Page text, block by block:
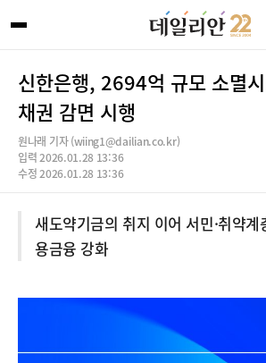
신한은행, 2694억 규모 소멸
채권 감면 시행
원나래 기자 (wiing1@dailian.co.kr)
입력 2026.01.28 13:36
수정 2026.01.28 13:36
새도약기금의 취지 이어 서민·취약
용금융 강화